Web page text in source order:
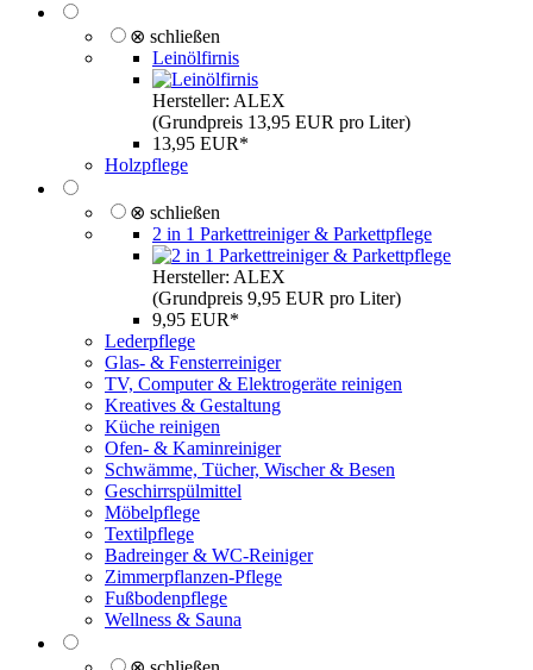
⊗ schließen
Leinölfirnis
Hersteller: ALEX
(Grundpreis 13,95 EUR pro Liter)
13,95 EUR*
Holzpflege
⊗ schließen
2 in 1 Parkettreiniger & Parkettpflege
Hersteller: ALEX
(Grundpreis 9,95 EUR pro Liter)
9,95 EUR*
Lederpflege
Glas- & Fensterreiniger
TV, Computer & Elektrogeräte reinigen
Kreatives & Gestaltung
Küche reinigen
Ofen- & Kaminreiniger
Schwämme, Tücher, Wischer & Besen
Geschirrspülmittel
Möbelpflege
Textilpflege
Badreinger & WC-Reiniger
Zimmerpflanzen-Pflege
Fußbodenpflege
Wellness & Sauna